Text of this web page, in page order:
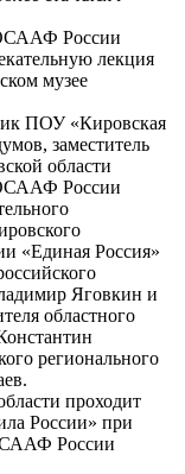
России
лекция
музее
ПОУ «Кировская
заместитель
области
России
«Единая Россия»
Яговкин и
областного
регионального
проходит
России» при
России